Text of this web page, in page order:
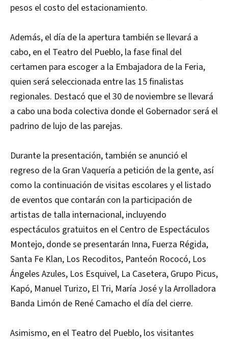
pesos el costo del estacionamiento.
Además, el día de la apertura también se llevará a
cabo, en el Teatro del Pueblo, la fase final del
certamen para escoger a la Embajadora de la Feria,
quien será seleccionada entre las 15 finalistas
regionales. Destacó que el 30 de noviembre se llevará
a cabo una boda colectiva donde el Gobernador será el
padrino de lujo de las parejas.
Durante la presentación, también se anunció el
regreso de la Gran Vaquería a petición de la gente, así
como la continuación de visitas escolares y el listado
de eventos que contarán con la participación de
artistas de talla internacional, incluyendo
espectáculos gratuitos en el Centro de Espectáculos
Montejo, donde se presentarán Inna, Fuerza Régida,
Santa Fe Klan, Los Recoditos, Panteón Rococó, Los
Ángeles Azules, Los Esquivel, La Casetera, Grupo Picus,
Kapó, Manuel Turizo, El Tri, María José y la Arrolladora
Banda Limón de René Camacho el día del cierre.
Asimismo, en el Teatro del Pueblo, los visitantes